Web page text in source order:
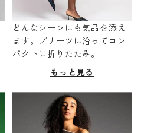
どんなシーンにも気品を添え
ます。プリーツに沿ってコン
パクトに折りたたみ。
もっと見る